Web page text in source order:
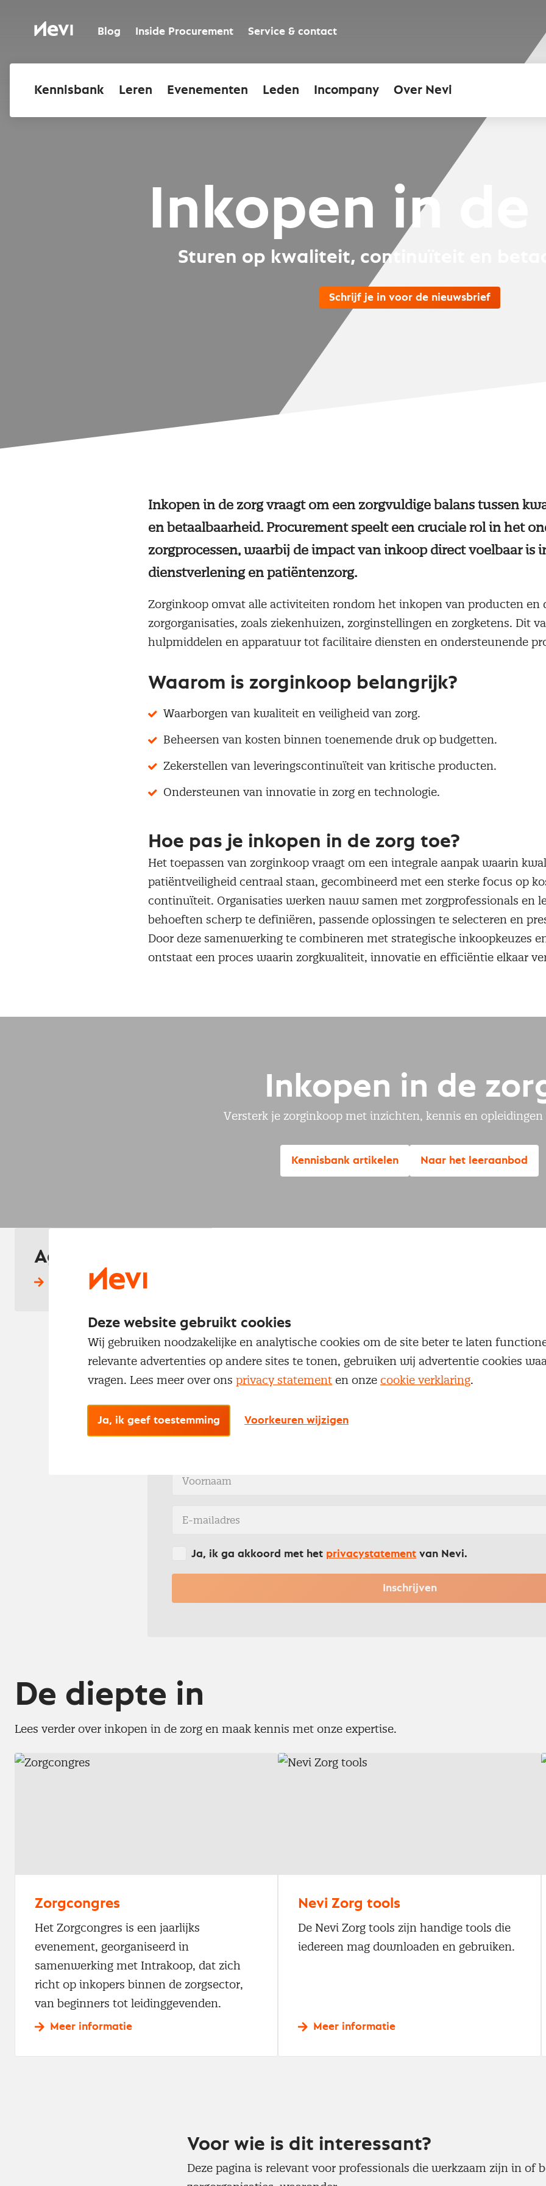
inhoudNevi Blog Inside Procurement Service & contact
Kennisbank Leren Evenementen Leden Incompany Over Nevi
Inkopen in de
Sturen op kwaliteit, continuïteit en
Schrijf je in voor de nieuwsbrief
Inkopen in de zorg vraagt om een zorgvuldige balans tussen
en betaalbaarheid. Procurement speelt een cruciale rol in het
zorgprocessen, waarbij de impact van inkoop direct voelbaar is
dienstverlening en patiëntenzorg.
Zorginkoop omvat alle activiteiten rondom het inkopen van producten en
zorgorganisaties, zoals ziekenhuizen, zorginstellingen en zorgketens. Dit
hulpmiddelen en apparatuur tot facilitaire diensten en ondersteunende
Waarom is zorginkoop belangrijk?
Waarborgen van kwaliteit en veiligheid van zorg.
Beheersen van kosten binnen toenemende druk op budgetten.
Zekerstellen van leveringscontinuïteit van kritische producten.
Ondersteunen van innovatie in zorg en technologie.
Hoe pas je inkopen in de zorg toe?
Het toepassen van zorginkoop vraagt om een integrale aanpak waarin
patiëntveiligheid centraal staan, gecombineerd met een sterke focus op
continuïteit. Organisaties werken nauw samen met zorgprofessionals en
behoeften scherp te definiëren, passende oplossingen te selecteren en
Door deze samenwerking te combineren met strategische inkoopkeuzes
ontstaat een proces waarin zorgkwaliteit, innovatie en efficiëntie elkaar
Inkopen in de
Versterk je zorginkoop met inzichten, kennis en opleidingen
Kennisbank artikelen Naar het leeraanbod
Agenda
Bekijk alles
Ontvang de nieuwsbrief
Wil je op de hoogte gehouden worden van zorg-gerelateerd nieuws?
Ja, ik ga akkoord met het privacystatement van Nevi.
Inschrijven
De diepte in
Lees verder over inkopen in de zorg en maak kennis met onze expertise.
Zorgcongres
Het Zorgcongres is een jaarlijks
evenement, georganiseerd in
samenwerking met Intrakoop, dat zich
richt op inkopers binnen de zorgsector,
van beginners tot leidinggevenden.
Meer informatie
Nevi Zorg tools
De Nevi Zorg tools zijn handige tools die
iedereen mag downloaden en gebruiken.
Meer informatie
Voor wie is dit interessant?
Deze pagina is relevant voor professionals die werkzaam zijn in of
Deze website gebruikt cookies
Wij gebruiken noodzakelijke en analytische cookies om de site beter te laten
relevante advertenties op andere sites te tonen, gebruiken wij advertentie cookies
vragen. Lees meer over ons privacy statement en onze cookie verklaring.
Ja, ik geef toestemming Voorkeuren wijzigen